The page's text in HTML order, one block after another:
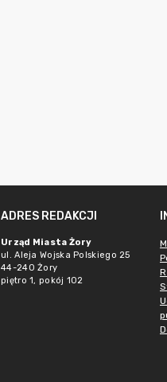
ADRES REDAKCJI
Urząd Miasta Żory
ul. Aleja Wojska Polskiego 25
44-240 Żory
piętro 1, pokój 102